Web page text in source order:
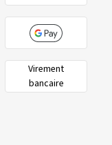
Virement
bancaire